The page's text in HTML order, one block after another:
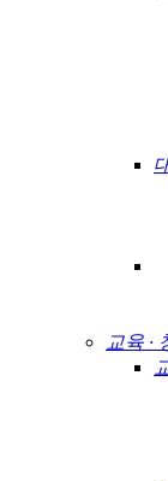
교육 ·